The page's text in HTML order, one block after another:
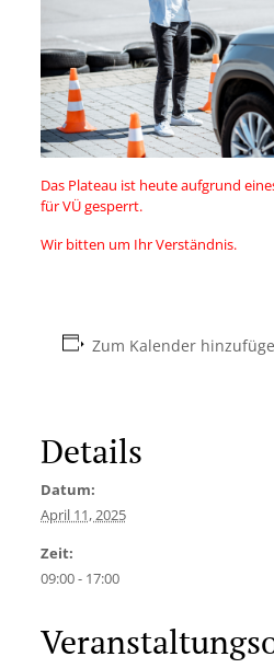
Das Plateau ist heute aufgrund
für VÜ gesperrt.
Wir bitten um Ihr Verständnis.
Zum Kalender
Details
Datum:
April 11, 2025
Zeit:
09:00 - 17:00